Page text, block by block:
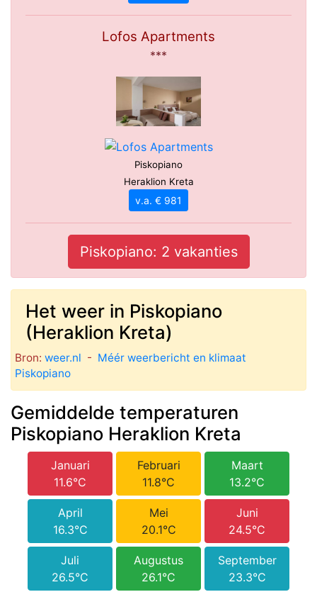
Lofos Apartments
***
Piskopiano
Heraklion Kreta
v.a. € 981
Piskopiano: 2 vakanties
Het weer in Piskopiano
(Heraklion Kreta)
Bron: weer.nl - Méér weerbericht en klimaat
Piskopiano
Gemiddelde temperaturen
Piskopiano Heraklion Kreta
Januari
11.6°C
Februari
11.8°C
Maart
13.2°C
April
16.3°C
Mei
20.1°C
Juni
24.5°C
Juli
26.5°C
Augustus
26.1°C
September
23.3°C